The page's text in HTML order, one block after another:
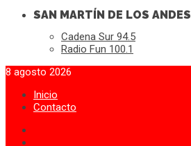
SAN MARTÍN DE LOS ANDES
Cadena Sur 94.5
Radio Fun 100.1
8 agosto 2026
Inicio
Contacto